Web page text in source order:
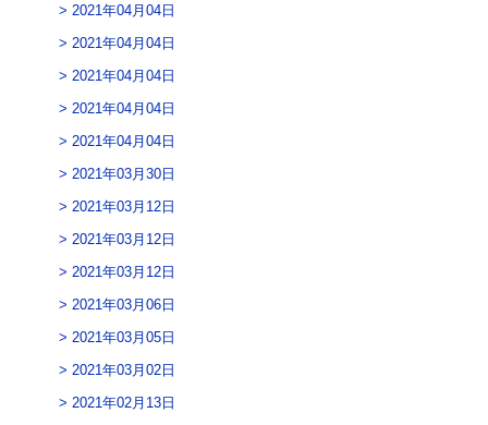
2021年04月04日
2021年04月04日
2021年04月04日
2021年04月04日
2021年04月04日
2021年03月30日
2021年03月12日
2021年03月12日
2021年03月12日
2021年03月06日
2021年03月05日
2021年03月02日
2021年02月13日